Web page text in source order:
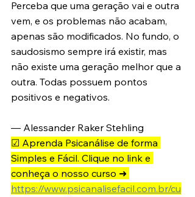
Perceba que uma geração vai e outra
vem, e os problemas não acabam,
apenas são modificados. No fundo, o
saudosismo sempre irá existir, mas
não existe uma geração melhor que a
outra. Todas possuem pontos
positivos e negativos.
— Alessander Raker Stehling
☑ Aprenda Psicanálise de forma
Simples e Fácil. Clique no link e
conheça o nosso curso ➜
https://www.psicanalisefacil.com.br/cu